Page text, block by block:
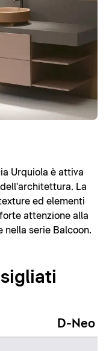
Urquiola è attiva
La
ed elementi
attenzione alla
nella serie Balcoon.
D-Neo